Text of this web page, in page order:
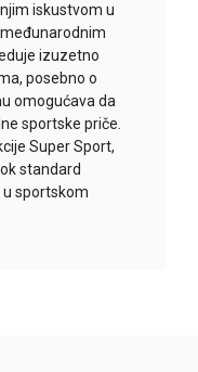
iskustvom u
izuzetno
posebno o
omogućava da
sportske priče.
Super Sport,
standard
sportskom